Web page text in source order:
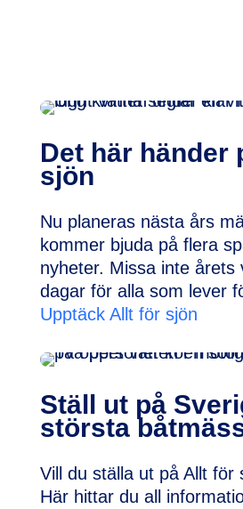
Det här händer
sjön
Nu planeras nästa års
kommer bjuda på flera
nyheter. Missa inte årets
dagar för alla som lever
Upptäck Allt för sjön
Ställ ut på
största
Vill du ställa ut på Allt för
Här hittar du all